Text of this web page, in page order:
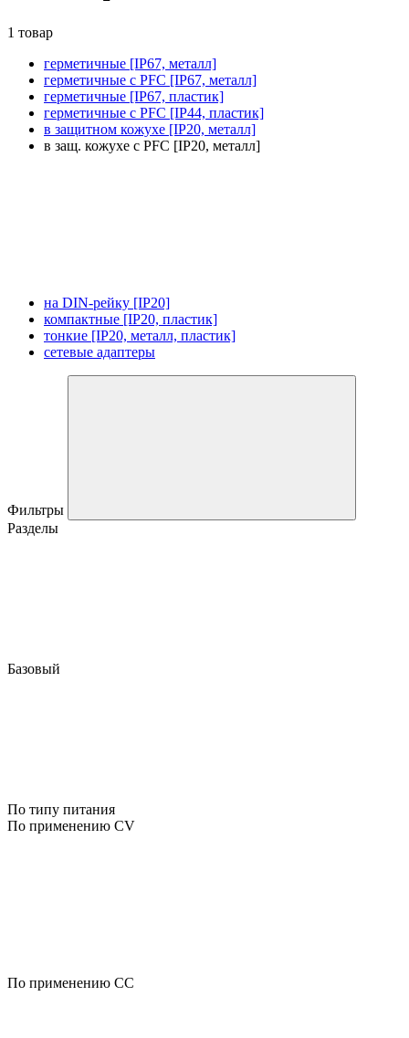
1 товар
герметичные [IP67, металл]
герметичные с PFC [IP67, металл]
герметичные [IP67, пластик]
герметичные с PFC [IP44, пластик]
в защитном кожухе [IP20, металл]
в защ. кожухе с PFC [IP20, металл]
на DIN-рейку [IP20]
компактные [IP20, пластик]
тонкие [IP20, металл, пластик]
сетевые адаптеры
Фильтры
Разделы
Базовый
По типу питания
По применению CV
По применению CC